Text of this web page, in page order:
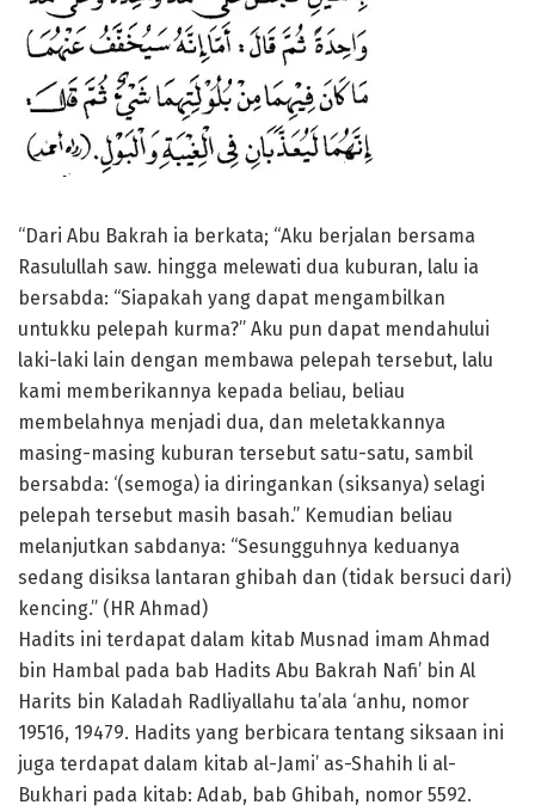
“Dari Abu Bakrah ia berkata; “Aku berjalan bersama
Rasulullah saw. hingga melewati dua kuburan, lalu ia
bersabda: “Siapakah yang dapat mengambilkan
untukku pelepah kurma?” Aku pun dapat mendahului
laki-laki lain dengan membawa pelepah tersebut, lalu
kami memberikannya kepada beliau, beliau
membelahnya menjadi dua, dan meletakkannya
masing-masing kuburan tersebut satu-satu, sambil
bersabda: ‘(semoga) ia diringankan (siksanya) selagi
pelepah tersebut masih basah.” Kemudian beliau
melanjutkan sabdanya: “Sesungguhnya keduanya
sedang disiksa lantaran ghibah dan (tidak bersuci dari)
kencing.” (HR Ahmad)
Hadits ini terdapat dalam kitab Musnad imam Ahmad
bin Hambal pada bab Hadits Abu Bakrah Nafi’ bin Al
Harits bin Kaladah Radliyallahu ta’ala ‘anhu, nomor
19516, 19479. Hadits yang berbicara tentang siksaan ini
juga terdapat dalam kitab al-Jami’ as-Shahih li al-
Bukhari pada kitab: Adab, bab Ghibah, nomor 5592.